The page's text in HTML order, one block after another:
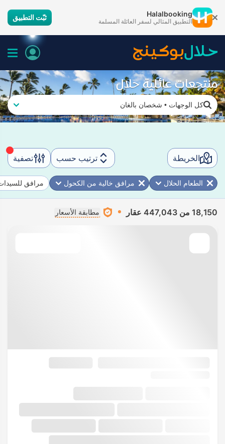
Halalbooking
التطبيق المثالي لسفر العائلة المسلمة ثبّت التطبيق
منتجعات عائلية حلال
كل الوجهات • شخصان بالغان
الخريطة ترتيب حسب تصفية
الطعام الحلال مرافق خالية من الكحول مرافق
18,150 من 447,043 عقار مطابقة الأسعار